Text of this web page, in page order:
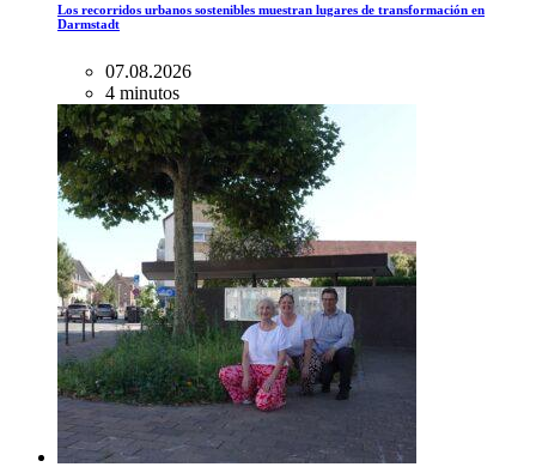
Los recorridos urbanos sostenibles muestran lugares de transformación en
Darmstadt
07.08.2026
4 minutos